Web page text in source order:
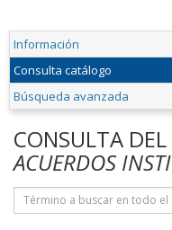
Información
Consulta catálogo
Búsqueda avanzada
CONSULTA
ACUERDOS